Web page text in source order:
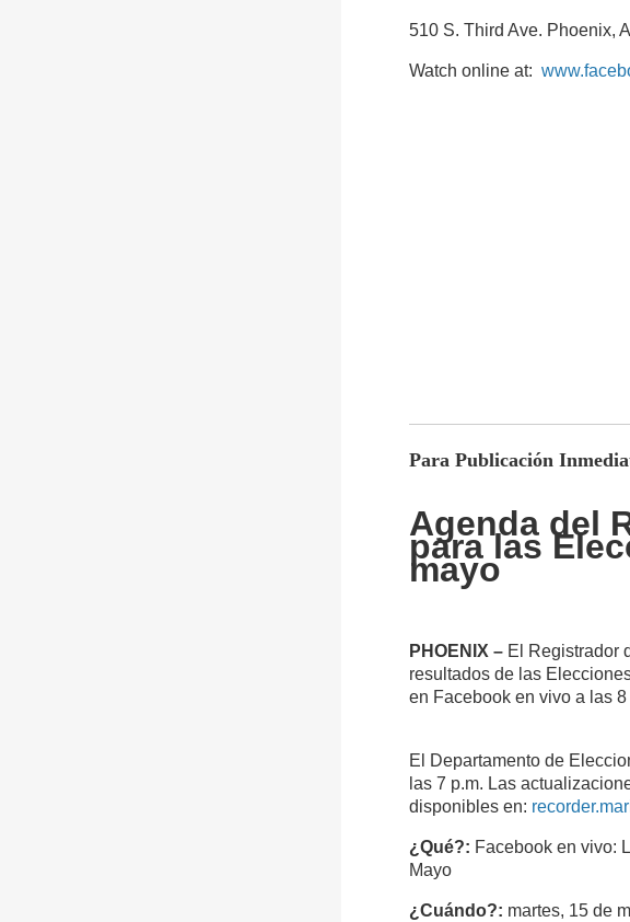
510 S. Third Ave. Phoenix,
Watch online at: www.
-
Para Publicación
Agenda del
para las
mayo
PHOENIX – El Registrador
resultados de las
en Facebook en vivo a las 8
El Departamento de
las 7 p.m. Las
disponibles en:
¿Qué?: Facebook en vivo:
Mayo
¿Cuándo?: martes, 15 de